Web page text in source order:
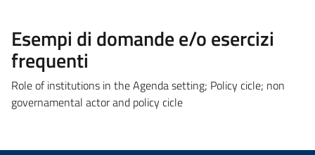
Esempi di domande e/o esercizi
frequenti
Role of institutions in the Agenda setting; Policy cicle; non
governamental actor and policy cicle